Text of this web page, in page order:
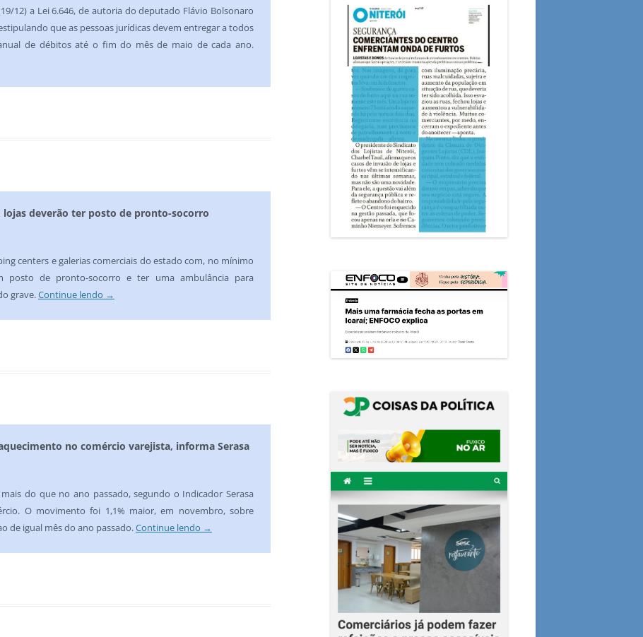
12) a Lei 6.646, de autoria do deputado Flávio Bolsonaro
que as pessoas jurídicas devem entregar a todos
de débitos até o fim do mês de maio de cada ano.
lojas deverão ter posto de pronto-socorro
centers e galerias comerciais do estado com, no mínimo
posto de pronto-socorro e ter uma ambulância para
grave.Continue lendo →
no comércio varejista, informa Serasa
do que no ano passado, segundo o Indicador Serasa
O movimento foi 1,1% maior, em novembro, sobre
de igual mês do ano passado.Continue lendo →